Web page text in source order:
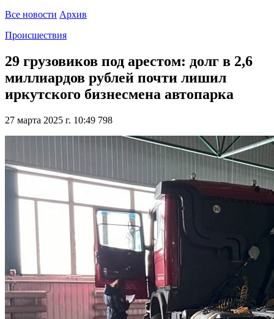
Все новости Архив
Происшествия
29 грузовиков под арестом: долг в 2,6
миллиардов рублей почти лишил
иркутского бизнесмена автопарка
27 марта 2025 г. 10:49 798